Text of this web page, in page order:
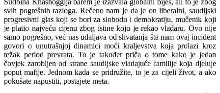
Sudbina Khashoggija barem je izazvala globalni bijes, ali to je zbog
svih pogrešnih razloga. Rečeno nam je da je on liberalni, saudijski
progresivni glas koji se bori za slobodu i demokratiju, mučenik koji
je platio najveću cijenu zbog istine koju je rekao vladaru. Ovo nije
samo pogrešno, već nas udaljava od shvatanja šta nam ovaj incident
govori o unutrašnjoj dinamici moći kraljevstva koja prolazi kroz
težak period prevrata. To je također priča o tome kako je jedan
čovjek zarobljen od strane saudijske vladajuće familije koja djeluje
poput mafije. Jednom kada se pridružite, to je za cijeli život, a ako
pokušate napustiti, postajete meta.